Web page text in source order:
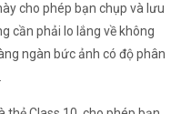
cho phép bạn chụp và lưu
cần phải lo lắng về không
ngàn bức ảnh có độ phân